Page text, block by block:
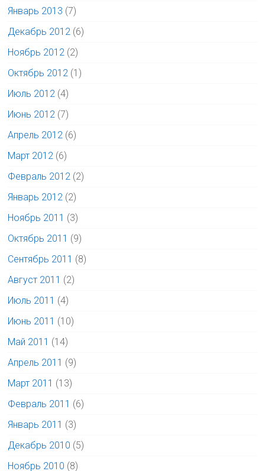
Январь 2013 (7)
Декабрь 2012 (6)
Ноябрь 2012 (2)
Октябрь 2012 (1)
Июль 2012 (4)
Июнь 2012 (7)
Апрель 2012 (6)
Март 2012 (6)
Февраль 2012 (2)
Январь 2012 (2)
Ноябрь 2011 (3)
Октябрь 2011 (9)
Сентябрь 2011 (8)
Август 2011 (2)
Июль 2011 (4)
Июнь 2011 (10)
Май 2011 (14)
Апрель 2011 (9)
Март 2011 (13)
Февраль 2011 (6)
Январь 2011 (3)
Декабрь 2010 (5)
Ноябрь 2010 (8)